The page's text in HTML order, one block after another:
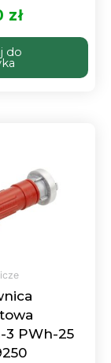
zł
do
3 PWh-25